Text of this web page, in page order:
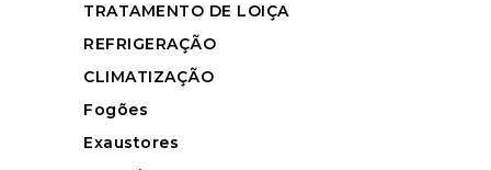
TRATAMENTO DE LOIÇA
REFRIGERAÇÃO
CLIMATIZAÇÃO
Fogões
Exaustores